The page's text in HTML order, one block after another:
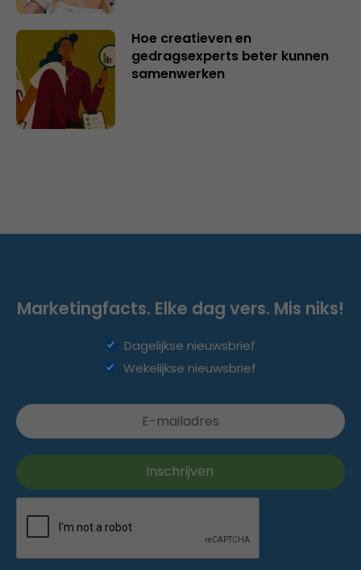
Hoe creatieven en
gedragsexperts beter kunnen
samenwerken
Marketingfacts. Elke dag vers. Mis niks!
Dagelijkse nieuwsbrief
Wekelijkse nieuwsbrief